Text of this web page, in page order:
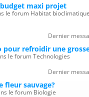
maxi projet
le forum Habitat
Dernier
pour refroidir une
le forum Technologies
Dernier
fleur sauvage?
le forum Biologie